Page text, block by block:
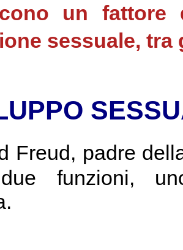
un fattore
sessuale,
Freud, padre
funzioni,